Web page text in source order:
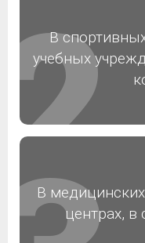
В
учебных
В
центрах, в